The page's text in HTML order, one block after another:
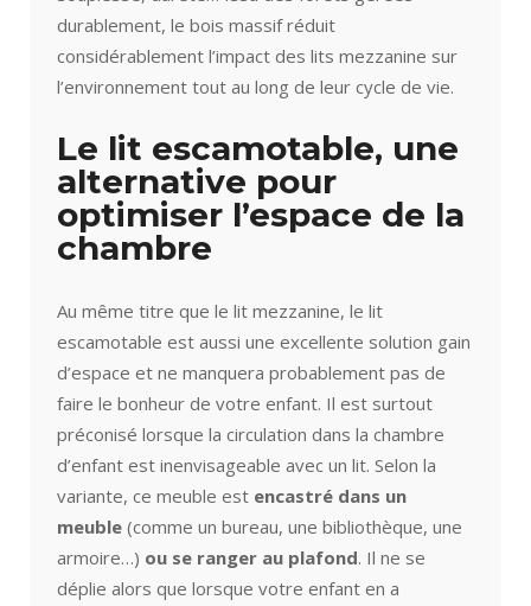
durablement, le bois massif réduit
considérablement l’impact des lits mezzanine sur
l’environnement tout au long de leur cycle de vie.
Le lit escamotable, une
alternative pour
optimiser l’espace de la
chambre
Au même titre que le lit mezzanine, le lit
escamotable est aussi une excellente solution gain
d’espace et ne manquera probablement pas de
faire le bonheur de votre enfant. Il est surtout
préconisé lorsque la circulation dans la chambre
d’enfant est inenvisageable avec un lit. Selon la
variante, ce meuble est encastré dans un
meuble (comme un bureau, une bibliothèque, une
armoire…) ou se ranger au plafond. Il ne se
déplie alors que lorsque votre enfant en a